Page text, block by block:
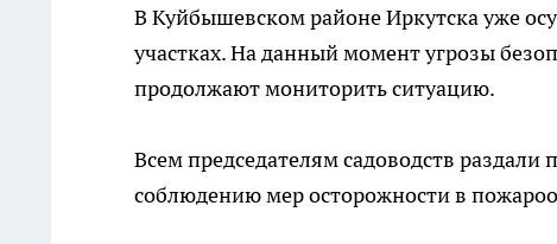
В Куйбышевском районе Иркутска уже
участках. На данный момент угрозы
продолжают мониторить ситуацию.
Всем председателям садоводств
соблюдению мер осторожности в